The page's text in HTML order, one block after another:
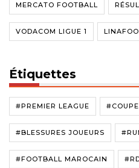
MERCATO FOOTBALL
VODACOM LIGUE 1
Étiquettes
#PREMIER LEAGUE
#BLESSURES JOUEURS
#FOOTBALL MAROCAIN